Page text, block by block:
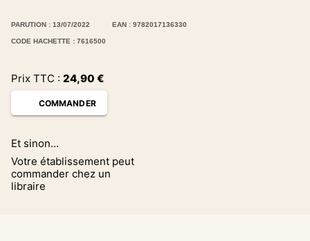
PARUTION : 13/07/2022 EAN : 9782017136330
CODE HACHETTE : 7616500
Prix TTC : 24,90 €
COMMANDER
Et sinon...
Votre établissement peut
commander chez un
libraire